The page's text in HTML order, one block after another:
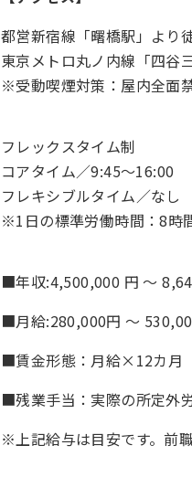
都営新宿線「曙橋駅」より
東京メトロ丸ノ内線「四谷
※受動喫煙対策：屋内全面
フレックスタイム制
コアタイム／9:45～16:00
フレキシブルタイム／なし
※1日の標準労働時間：8時
■年収:4,500,000 円 ～
■月給:280,000円 ～
■賃金形態：月給×12カ月
■残業手当：実際の所定外
※上記給与は目安です。前